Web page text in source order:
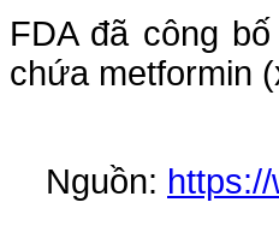
FDA đã công
chứa metformin
Nguồn: